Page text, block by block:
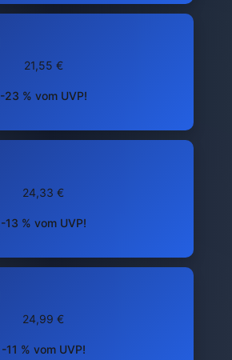
21,55 €
-23 % vom UVP!
24,33 €
-13 % vom UVP!
24,99 €
-11 % vom UVP!